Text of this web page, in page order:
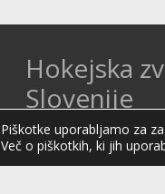
Hokejska
Slovenije
Hokejska zveza
organizacija na področju
Organizira tekmovanja v
Piškotke uporabljamo za
Več o piškotkih, ki jih